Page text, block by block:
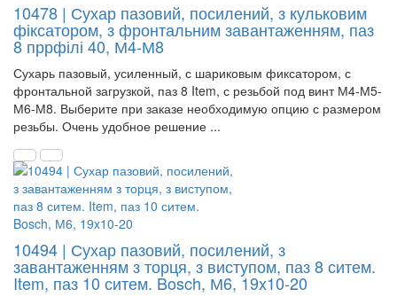
10478 | Сухар пазовий, посилений, з кульковим
фіксатором, з фронтальним завантаженням, паз
8 пррфілі 40, М4-М8
Сухарь пазовый, усиленный, с шариковым фиксатором, с
фронтальной загрузкой, паз 8 Item, с резьбой под винт М4-М5-
М6-М8. Выберите при заказе необходимую опцию с размером
резьбы. Очень удобное решение ...
10494 | Сухар пазовий, посилений, з
завантаженням з торця, з виступом, паз 8 ситем.
Item, паз 10 ситем. Bosch, М6, 19x10-20